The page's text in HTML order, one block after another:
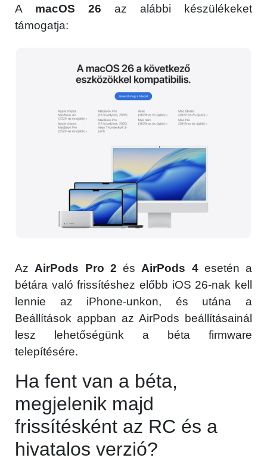
A macOS 26 az alábbi készülékeket
támogatja:
AzAirPods Pro 2 ésAirPods 4esetén a
bétára való frissítéshez előbb iOS 26-nak kell
lennie az iPhone-unkon, és utána a
Beállítások appban az AirPods beállításainál
lesz lehetőségünk a béta firmware
telepítésére.
Ha fent van a béta,
megjelenik majd
frissítésként az RC és a
hivatalos verzió?